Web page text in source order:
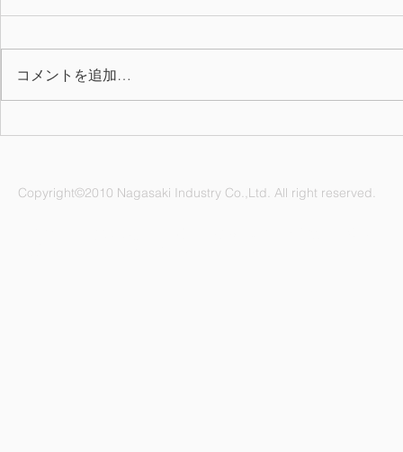
2026年上期 QC表彰
コメントを追加…
Copyright©2010 Nagasaki Industry Co.,Ltd. All right reserved.